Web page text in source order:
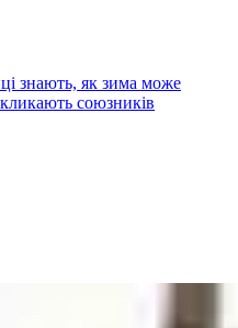
знають, як зима може
союзників